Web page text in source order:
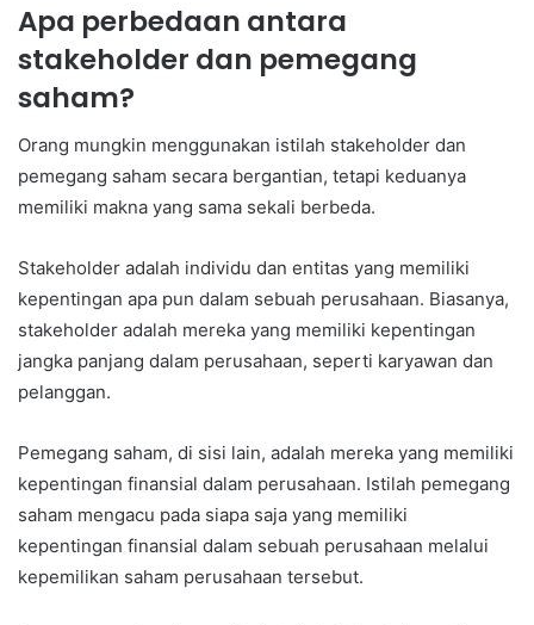
Apa perbedaan antara
stakeholder dan pemegang
saham?
Orang mungkin menggunakan istilah stakeholder dan
pemegang saham secara bergantian, tetapi keduanya
memiliki makna yang sama sekali berbeda.
Stakeholder adalah individu dan entitas yang memiliki
kepentingan apa pun dalam sebuah perusahaan. Biasanya,
stakeholder adalah mereka yang memiliki kepentingan
jangka panjang dalam perusahaan, seperti karyawan dan
pelanggan.
Pemegang saham, di sisi lain, adalah mereka yang memiliki
kepentingan finansial dalam perusahaan. Istilah pemegang
saham mengacu pada siapa saja yang memiliki
kepentingan finansial dalam sebuah perusahaan melalui
kepemilikan saham perusahaan tersebut.